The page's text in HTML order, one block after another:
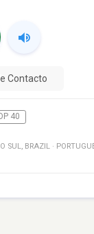
Contacto
40
SUL, BRAZIL ·